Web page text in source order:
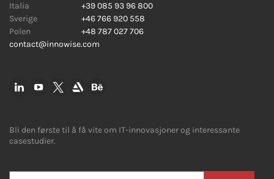
Italia
+39 085 93 96 800
Sverige
+46 766 920 558
Polen
+48 787 027 706
contact@innowise.com
Bli den første til å få vite om IT-innovasjoner og interessante
casestudier.